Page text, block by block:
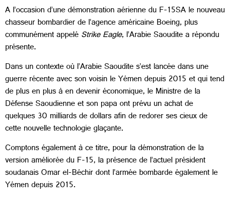
A l’occasion d’une démonstration aérienne du F-15SA le nouveau
chasseur bombardier de l’agence américaine Boeing, plus
communément appeléStrike Eagle, l’Arabie Saoudite a répondu
présente.
Dans un contexte où l’Arabie Saoudite s’est lancée dans une
guerre récente avec son voisin le Yémen depuis 2015 et qui tend
de plus en plus à en devenir économique, le Ministre de la
Défense Saoudienne et son papa ont prévu un achat de
quelques 30 milliards de dollars afin de redorer ses cieux de
cette nouvelle technologie glaçante.
Comptons également à ce titre, pour la démonstration de la
version améliorée du F-15, la présence de l’actuel président
soudanais Omar el-Béchir dont l’armée bombarde également le
Yémen depuis 2015.